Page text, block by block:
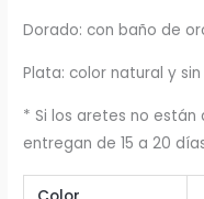
Dorado: con baño de
Plata: color natural y sin
* Si los aretes no están
entregan de 15 a 20